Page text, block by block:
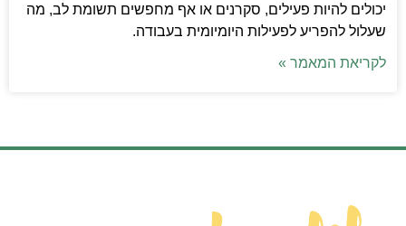
יכולים להיות פעילים, סקרנים או אף מחפשים תשומת לב, מה
שעלול להפריע לפעילות היומיומית בעבודה.
לקריאת המאמר »